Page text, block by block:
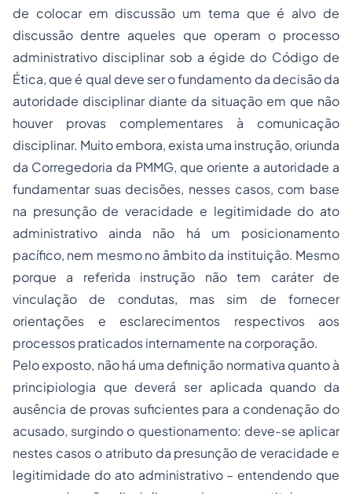
de colocar em discussão um tema que é alvo de
discussão dentre aqueles que operam o processo
administrativo disciplinar sob a égide do Código de
Ética, que é qual deve ser o fundamento da decisão da
autoridade disciplinar diante da situação em que não
houver provas complementares à comunicação
disciplinar. Muito embora, exista uma instrução, oriunda
da Corregedoria da PMMG, que oriente a autoridade a
fundamentar suas decisões, nesses casos, com base
na presunção de veracidade e legitimidade do ato
administrativo ainda não há um posicionamento
pacífico, nem mesmo no âmbito da instituição. Mesmo
porque a referida instrução não tem caráter de
vinculação de condutas, mas sim de fornecer
orientações e esclarecimentos respectivos aos
processos praticados internamente na corporação.
Pelo exposto, não há uma definição normativa quanto à
principiologia que deverá ser aplicada quando da
ausência de provas suficientes para a condenação do
acusado, surgindo o questionamento: deve-se aplicar
nestes casos o atributo da presunção de veracidade e
legitimidade do ato administrativo – entendendo que